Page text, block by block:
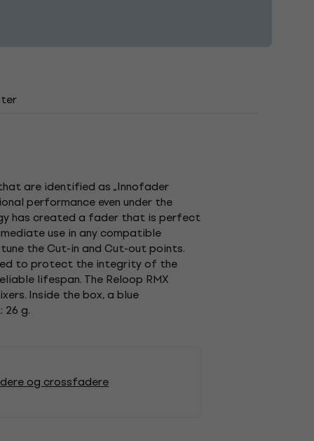
are identified as „Innofader
performance even under the
has created a fader that is perfect
use in any compatible
the Cut-in and Cut-out points.
to protect the integrity of the
lifespan. The Reloop RMX
Inside the box, a blue
26 g.
og crossfadere